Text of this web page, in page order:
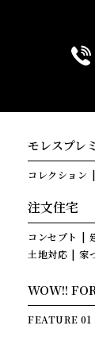
モレスプレ
コレクション
注文住宅
コンセプト
土地対応
家
WOW!!
FEATURE 01